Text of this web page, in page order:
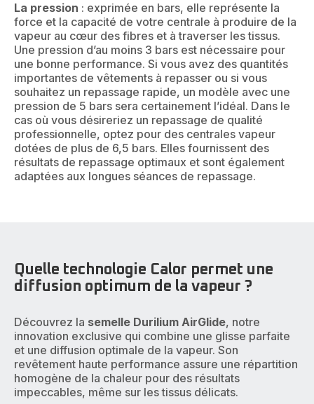
La pression : exprimée en bars, elle représente la
force et la capacité de votre centrale à produire de la
vapeur au cœur des fibres et à traverser les tissus.
Une pression d’au moins 3 bars est nécessaire pour
une bonne performance. Si vous avez des quantités
importantes de vêtements à repasser ou si vous
souhaitez un repassage rapide, un modèle avec une
pression de 5 bars sera certainement l’idéal. Dans le
cas où vous désireriez un repassage de qualité
professionnelle, optez pour des centrales vapeur
dotées de plus de 6,5 bars. Elles fournissent des
résultats de repassage optimaux et sont également
adaptées aux longues séances de repassage.
Quelle technologie Calor permet une
diffusion optimum de la vapeur ?
Découvrez la semelle Durilium AirGlide, notre
innovation exclusive qui combine une glisse parfaite
et une diffusion optimale de la vapeur. Son
revêtement haute performance assure une répartition
homogène de la chaleur pour des résultats
impeccables, même sur les tissus délicats.